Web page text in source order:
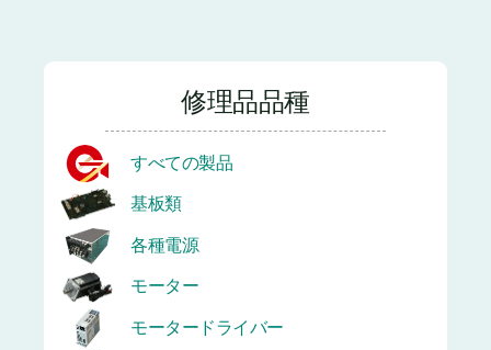
修理品品種
すべての製品
基板類
各種電源
モーター
モータードライバー